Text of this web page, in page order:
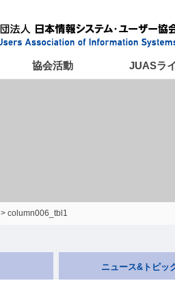
協会活動
JUASラ
> column006_tbl1
ニュース&トピッ